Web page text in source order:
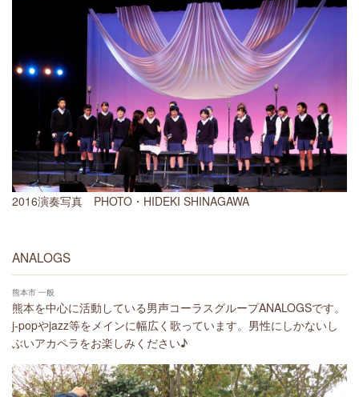
2016演奏写真 PHOTO・HIDEKI SHINAGAWA
ANALOGS
熊本市 一般
熊本を中心に活動している男声コーラスグループANALOGSです。
j-popやjazz等をメインに幅広く歌っています。男性にしかないし
ぶいアカペラをお楽しみください♪